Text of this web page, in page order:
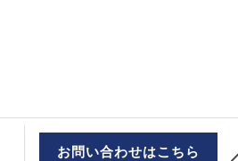
お問い合わせはこちら